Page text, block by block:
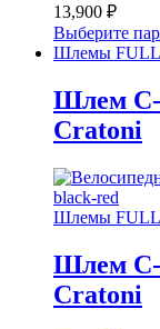
13,900 ₽
Выберите
Шлемы FULL
Шлем C-
Cratoni
Шлемы FULL
Шлем C-
Cratoni